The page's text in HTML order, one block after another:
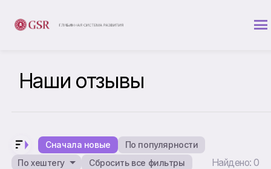
Наши отзывы
Сначала новые
По популярности
По хештегу
Сбросить все фильтры Найдено: 0